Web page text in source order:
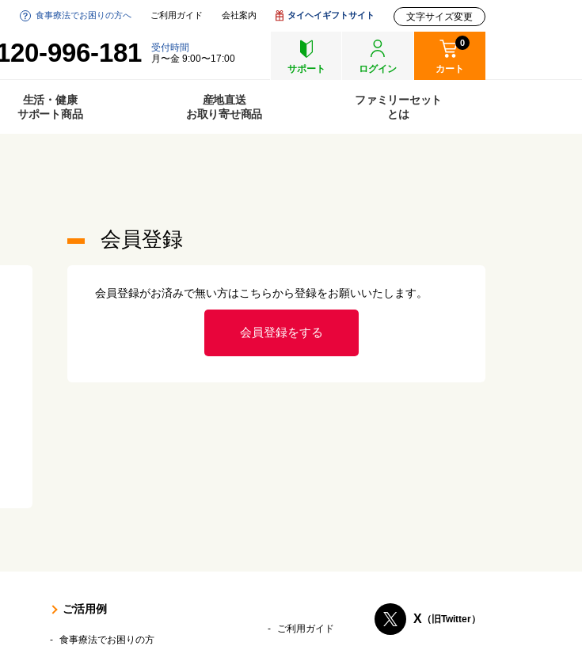
996-181
受付時間
月〜金 9:00〜17:00
サポート
ログイン カート
0
食事療法でお困りの方へ ご利用ガイド 会社案内 タイヘイギフトサイト 文字サイズ変更
生活・健康
サポート商品
産地直送
お取り寄せ商品
ファミリーセット
とは
会員登録
会員登録がお済みで無い方はこちらから登録をお願いいたします。
会員登録をする
ご活用例
食事療法でお困りの方
ご利用ガイド
X （旧Twitter）